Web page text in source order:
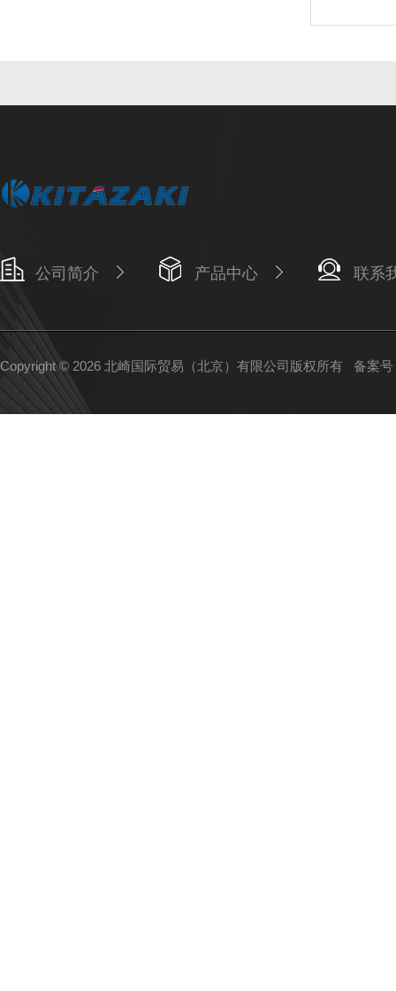
公司简介 产品中心 联系
Copyright © 2026 北崎国际贸易（北京）有限公司版权所有 备案号